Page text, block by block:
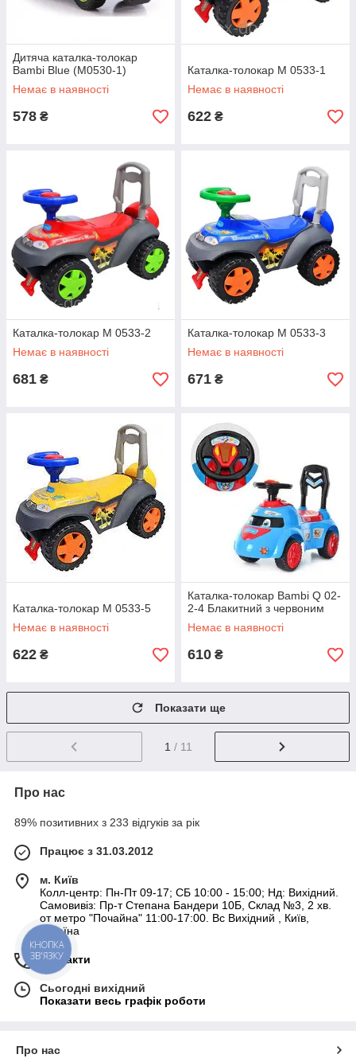
Дитяча каталка-толокар
Bambi Blue (M0530-1)
Немає в наявності
578 ₴
Каталка-толокар M 0533-1
Немає в наявності
622 ₴
Каталка-толокар M 0533-2
Немає в наявності
681 ₴
Каталка-толокар M 0533-3
Немає в наявності
671 ₴
Каталка-толокар M 0533-5
Немає в наявності
622 ₴
Каталка-толокар Bambi Q 02-
2-4 Блакитний з червоним
Немає в наявності
610 ₴
Показати ще
1 / 11
Про нас
89% позитивних з 233 відгуків за рік
Працює з 31.03.2012
м. Київ
Колл-центр: Пн-Пт 09-17; СБ 10:00 - 15:00; Нд: Вихідний.
Самовивіз: Пр-т Степана Бандери 10Б, Склад №3, 2 хв.
от метро "Почайна" 11:00-17:00. Вс Вихідний , Київ,
Україна
Контакти
Сьогодні вихідний
Показати весь графік роботи
Про нас
КНОПКА
ЗВ'ЯЗКУ